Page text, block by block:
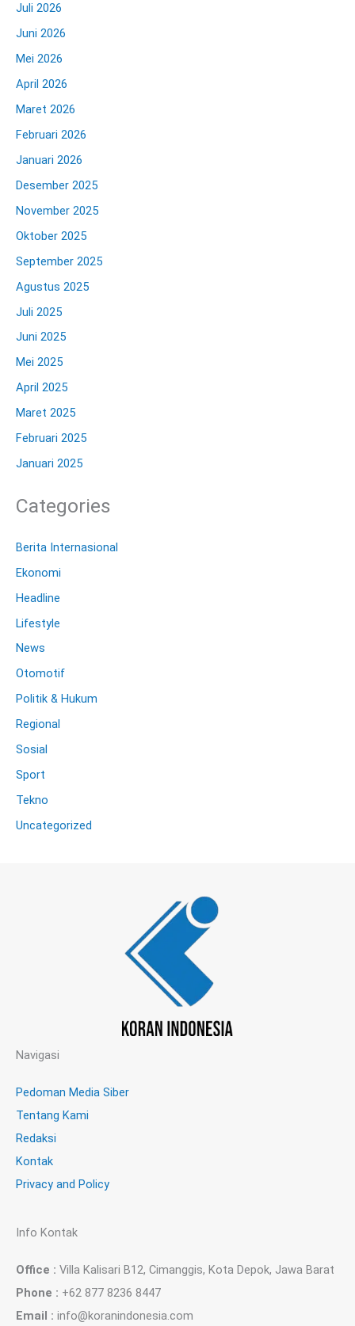
Juli 2026
Juni 2026
Mei 2026
April 2026
Maret 2026
Februari 2026
Januari 2026
Desember 2025
November 2025
Oktober 2025
September 2025
Agustus 2025
Juli 2025
Juni 2025
Mei 2025
April 2025
Maret 2025
Februari 2025
Januari 2025
Categories
Berita Internasional
Ekonomi
Headline
Lifestyle
News
Otomotif
Politik & Hukum
Regional
Sosial
Sport
Tekno
Uncategorized
Navigasi
Pedoman Media Siber
Tentang Kami
Redaksi
Kontak
Privacy and Policy
Info Kontak
Office : Villa Kalisari B12, Cimanggis, Kota Depok, Jawa Barat
Phone : +62 877 8236 8447
Email : info@koranindonesia.com